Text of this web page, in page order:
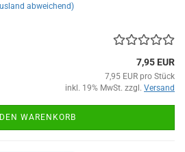
abweichend)
7,95 EUR
7,95 EUR pro Stück
inkl. 19% MwSt. zzgl. Versand
DEN WARENKORB